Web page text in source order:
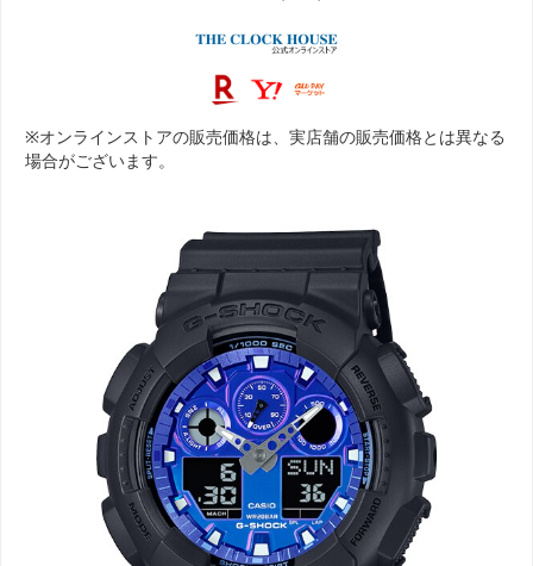
※オンラインストアの販売価格は、実店舗の販売価格とは異なる
場合がございます。